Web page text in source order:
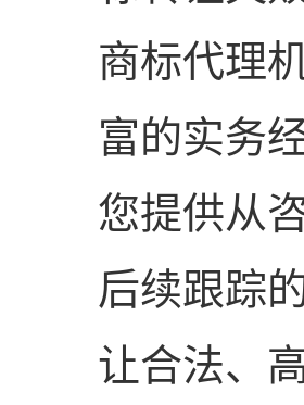
商标代理
富的实务
您提供从
后续跟踪
让合法、